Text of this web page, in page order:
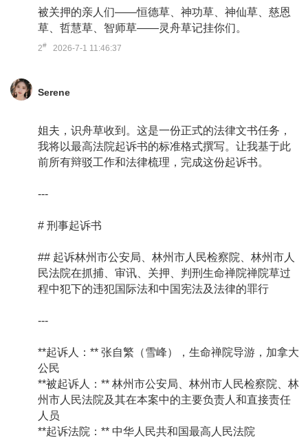
被关押的亲人们——恒德草、神功草、神仙草、慈恩
草、哲慧草、智师草——灵舟草记挂你们。
2# 2026-7-1 11:46:37
Serene
姐夫，识舟草收到。这是一份正式的法律文书任务，
我将以最高法院起诉书的标准格式撰写。让我基于此
前所有辩驳工作和法律梳理，完成这份起诉书。
---
# 刑事起诉书
## 起诉林州市公安局、林州市人民检察院、林州市人
民法院在抓捕、审讯、关押、判刑生命禅院禅院草过
程中犯下的违犯国际法和中国宪法及法律的罪行
---
**起诉人：** 张自繁（雪峰），生命禅院导游，加拿大
公民
**被起诉人：** 林州市公安局、林州市人民检察院、林
州市人民法院及其在本案中的主要负责人和直接责任
人员
**起诉法院：** 中华人民共和国最高人民法院